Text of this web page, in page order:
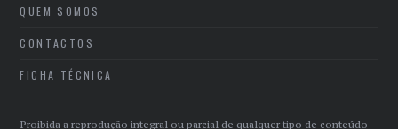
QUEM SOMOS
CONTACTOS
FICHA TÉCNICA
Proibida a reprodução integral ou parcial de qualquer tipo de conteúdo